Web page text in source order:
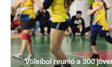
Voleibol reunió a 300